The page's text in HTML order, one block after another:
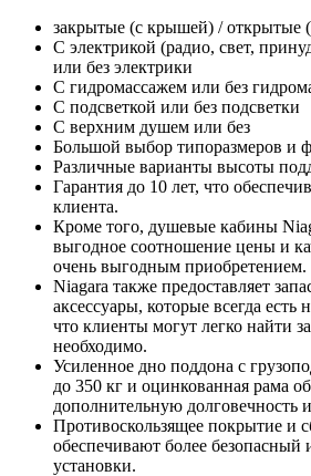
закрытые (с крышей) / открытые
С электрикой (радио, свет,
или без электрики
С гидромассажем или без
С подсветкой или без подсветки
С верхним душем или без
Большой выбор типоразмеров и
Различные варианты высоты
Гарантия до 10 лет, что
клиента.
Кроме того, душевые кабины
выгодное соотношение цены и
очень выгодным приобретением.
Niagara также предоставляет
аксессуары, которые всегда есть
что клиенты могут легко найти
необходимо.
Усиленное дно поддона с
до 350 кг и оцинкованная рама
дополнительную долговечность
Противоскользящее покрытие и
обеспечивают более безопасный
установки.